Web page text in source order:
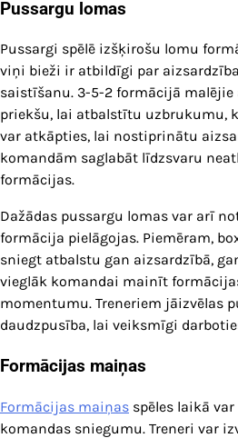
Pussargu lomas
Pussargi spēlē izšķirošu lomu
viņi bieži ir atbildīgi par
saistīšanu. 3-5-2 formācijā
priekšu, lai atbalstītu uzbrukumu,
var atkāpties, lai nostiprinātu
komandām saglabāt līdzsvaru
formācijas.
Dažādas pussargu lomas var arī
formācija pielāgojas. Piemēram,
sniegt atbalstu gan aizsardzībā,
vieglāk komandai mainīt
momentumu. Treneriem jāizvēlas
daudzpusība, lai veiksmīgi
Formācijas maiņas
Formācijas maiņas spēles laikā
komandas sniegumu. Treneri var